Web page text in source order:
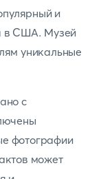
и
в США. Музей
уникальные
с
фотографии
может